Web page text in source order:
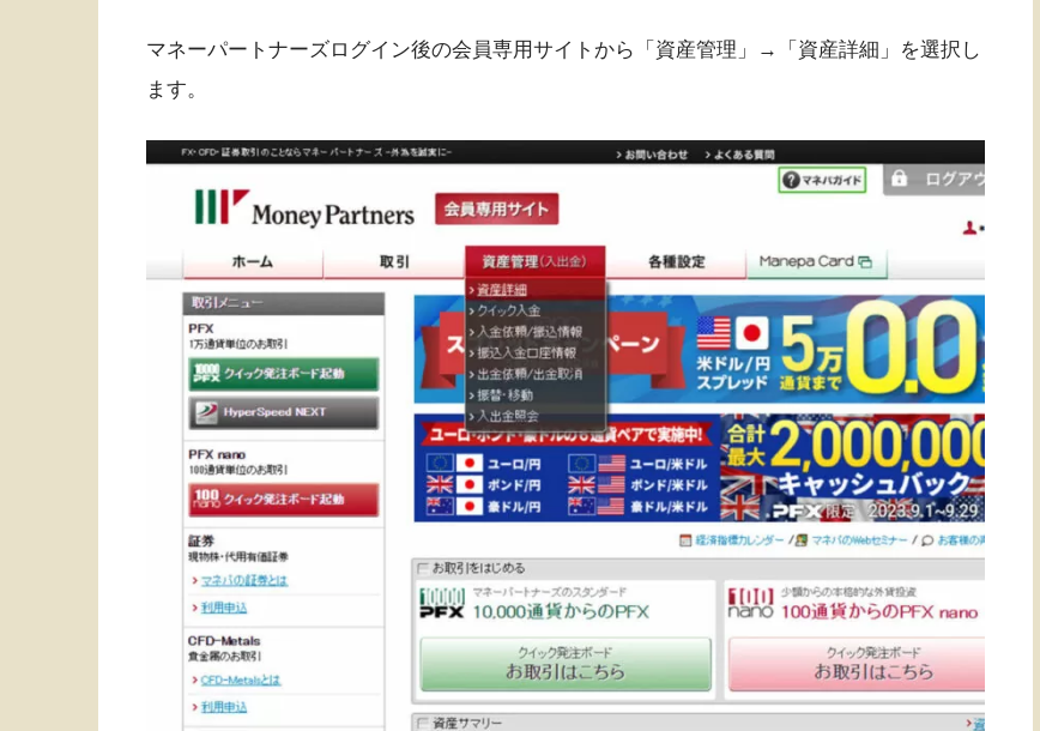
マネーパートナーズログイン後の会員専用サイトから「資産管理」→「資産詳細」を選択し
ます。